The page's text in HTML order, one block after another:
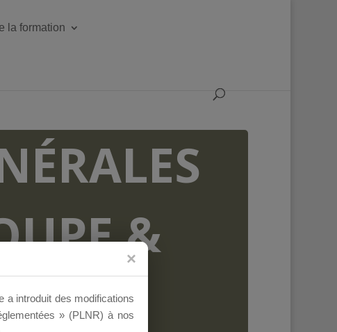
la formation
&
a introduit des modifications
» (PLNR) à nos